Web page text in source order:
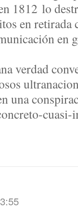
1812 lo
en retirada
en
verdad
una